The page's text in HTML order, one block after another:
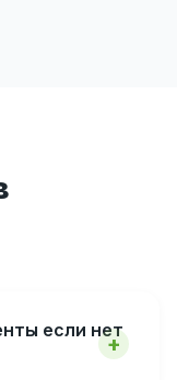
если нет